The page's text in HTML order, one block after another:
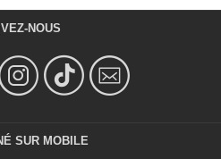
NOUS
SUR MOBILE